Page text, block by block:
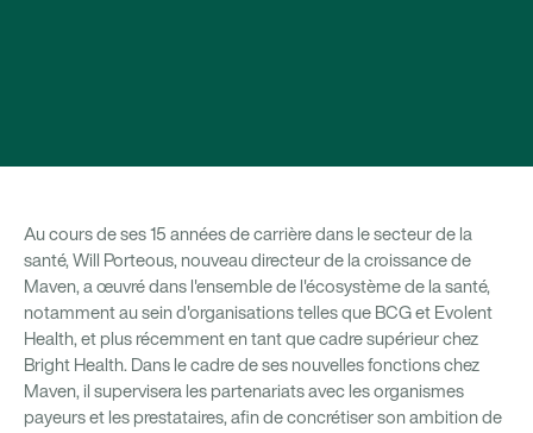
Au cours de ses 15 années de carrière dans le secteur de la
santé, Will Porteous, nouveau directeur de la croissance de
Maven, a œuvré dans l'ensemble de l'écosystème de la santé,
notamment au sein d'organisations telles que BCG et Evolent
Health, et plus récemment en tant que cadre supérieur chez
Bright Health. Dans le cadre de ses nouvelles fonctions chez
Maven, il supervisera les partenariats avec les organismes
payeurs et les prestataires, afin de concrétiser son ambition de